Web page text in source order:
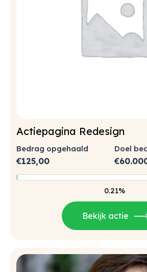
Bekijk actie
Actiepagina Redesign
0.21%
€
Doel
€125,00
Bedrag opgehaald